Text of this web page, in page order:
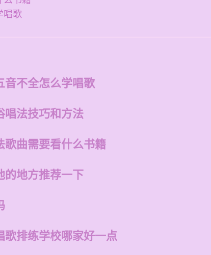
唱歌
音不全怎么学唱歌
唱法技巧和方法
歌曲需要看什么书籍
的地方推荐一下
歌排练学校哪家好一点